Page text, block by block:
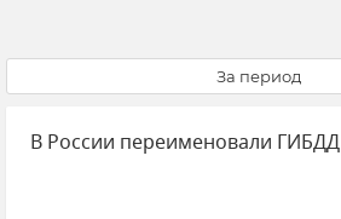
За период
В России переименовали ГИБДД